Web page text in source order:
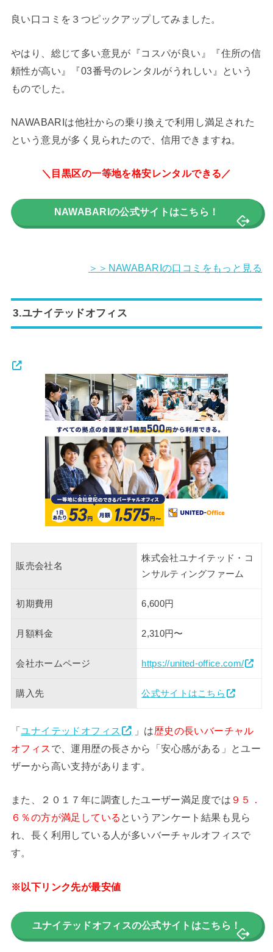
良い口コミを３つピックアップしてみました。
やはり、総じて多い意見が『コスパが良い』『住所の信
頼性が高い』『03番号のレンタルがうれしい』という
ものでした。
NAWABARIは他社からの乗り換えで利用し満足された
という意見が多く見られたので、信用できますね。
＼目黒区の一等地を格安レンタルできる／
NAWABARIの公式サイトはこちら！
＞＞NAWABARIの口コミをもっと見る
3.ユナイテッドオフィス
販売会社名
株式会社ユナイテッド・コ
ンサルティングファーム
初期費用 6,600円
月額料金 2,310円〜
会社ホームページ https://united-office.com/
購入先 公式サイトはこちら
「ユナイテッドオフィス 」は歴史の長いバーチャル
オフィス で、運用歴の長さから「安心感がある」とユー
ザーから高い支持があります。
また、２０１７年に調査したユーザー満足度では ９５．
６％の方が満足している というアンケート結果も見ら
れ、長く利用している人が多いバーチャルオフィスで
す。
※以下リンク先が最安値
ユナイテッドオフィスの公式サイトはこちら！